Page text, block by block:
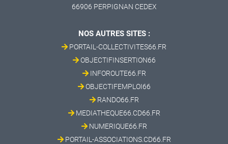
66906 PERPIGNAN CEDEX
NOS AUTRES SITES :
PORTAIL-COLLECTIVITES66.FR
OBJECTIFINSERTION66
INFOROUTE66.FR
OBJECTIFEMPLOI66
RANDO66.FR
MEDIATHEQUE66.CD66.FR
NUMERIQUE66.FR
PORTAIL-ASSOCIATIONS.CD66.FR